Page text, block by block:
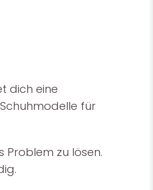
dich eine
für
Problem zu lösen.